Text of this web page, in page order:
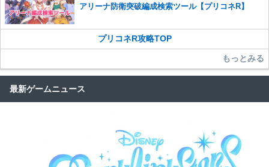
アリーナ防衛突破編成検索ツール【プリコネR】
プリコネR攻略TOP
もっとみる
最新ゲームニュース